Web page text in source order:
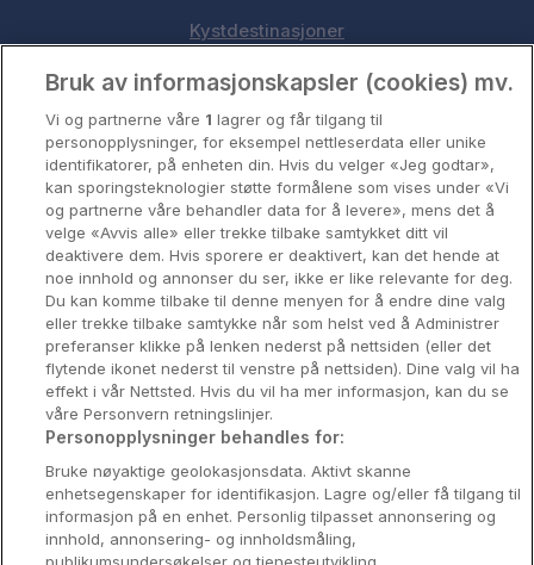
Kystdestinasjoner
Oslo
Stavanger
Bergen
Utforsk Norden
Om Coop HotellKupp
Konkurranse
Koselig avbrekk
Velvære i var
Premiumhotell
Venninnetur
Bruk av informasjonskapsler (cookies) mv.
Vi og partnerne våre 1 lagrer og får tilgang til
personopplysninger, for eksempel nettleserdata eller unike
identifikatorer, på enheten din. Hvis du velger «Jeg godtar»,
kan sporingsteknologier støtte formålene som vises under «Vi
og partnerne våre behandler data for å levere», mens det å
velge «Avvis alle» eller trekke tilbake samtykket ditt vil
deaktivere dem. Hvis sporere er deaktivert, kan det hende at
noe innhold og annonser du ser, ikke er like relevante for deg.
Du kan komme tilbake til denne menyen for å endre dine valg
eller trekke tilbake samtykke når som helst ved å Administrer
preferanser klikke på lenken nederst på nettsiden (eller det
flytende ikonet nederst til venstre på nettsiden). Dine valg vil ha
effekt i vår Nettsted. Hvis du vil ha mer informasjon, kan du se
våre Personvern retningslinjer.
Personopplysninger behandles for:
Bruke nøyaktige geolokasjonsdata. Aktivt skanne
enhetsegenskaper for identifikasjon. Lagre og/eller få tilgang til
informasjon på en enhet. Personlig tilpasset annonsering og
innhold, annonsering- og innholdsmåling,